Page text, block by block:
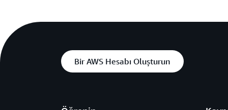
Bir AWS Hesabı Oluşturun